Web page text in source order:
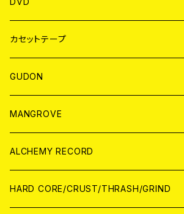
BADGE
JAPAN
WORLD
カセットテープ
JAPAN
WORLD
GUDON
アパレル
PATCH
アナログ
MANGROVE
ALCHEMY RECORD
CD
HARD CORE/CRUST/THRASH/GRIND